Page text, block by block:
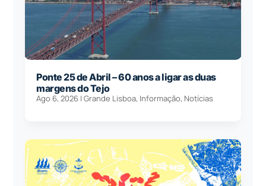
Ponte 25 de Abril – 60 anos a ligar as duas
margens do Tejo
Ago 6, 2026 |Grande Lisboa, Informação, Notícias